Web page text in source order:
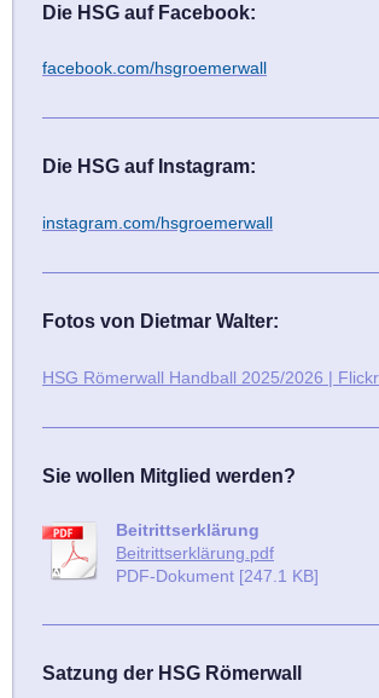
Die HSG auf Facebook:
facebook.com/hsgroemerwall
Die HSG auf Instagram:
instagram.com/hsgroemerwall
Fotos von Dietmar Walter:
HSG Römerwall Handball 2025/2026 | Flickr
Sie wollen Mitglied werden?
Beitrittserklärung
Beitrittserklärung.pdf
PDF-Dokument [247.1 KB]
Satzung der HSG Römerwall